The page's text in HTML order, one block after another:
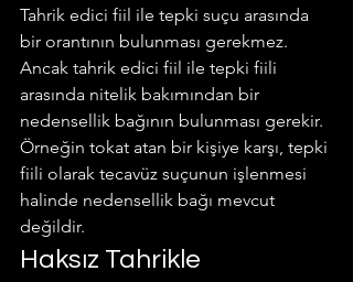
Tahrik edici fiil ile tepki suçu arasında
bir orantının bulunması gerekmez.
Ancak tahrik edici fiil ile tepki fiili
arasında nitelik bakımından bir
nedensellik bağının bulunması gerekir.
Örneğin tokat atan bir kişiye karşı, tepki
fiili olarak tecavüz suçunun işlenmesi
halinde nedensellik bağı mevcut
değildir.
Haksız Tahrikle